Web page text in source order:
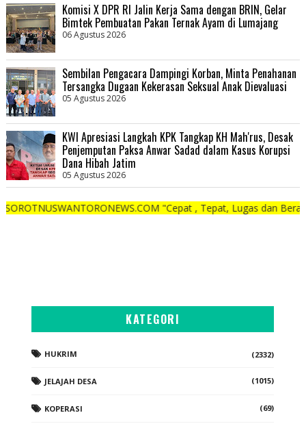
Komisi X DPR RI Jalin Kerja Sama dengan BRIN, Gelar
Bimtek Pembuatan Pakan Ternak Ayam di Lumajang
06 Agustus 2026
Sembilan Pengacara Dampingi Korban, Minta Penahanan
Tersangka Dugaan Kekerasan Seksual Anak Dievaluasi
05 Agustus 2026
KWI Apresiasi Langkah KPK Tangkap KH Mah'rus, Desak
Penjemputan Paksa Anwar Sadad dalam Kasus Korupsi
Dana Hibah Jatim
05 Agustus 2026
"Cepat , Tepat, Lugas dan Berani"
KATEGORI
HUKRIM (2332)
JELAJAH DESA (1015)
KOPERASI (69)